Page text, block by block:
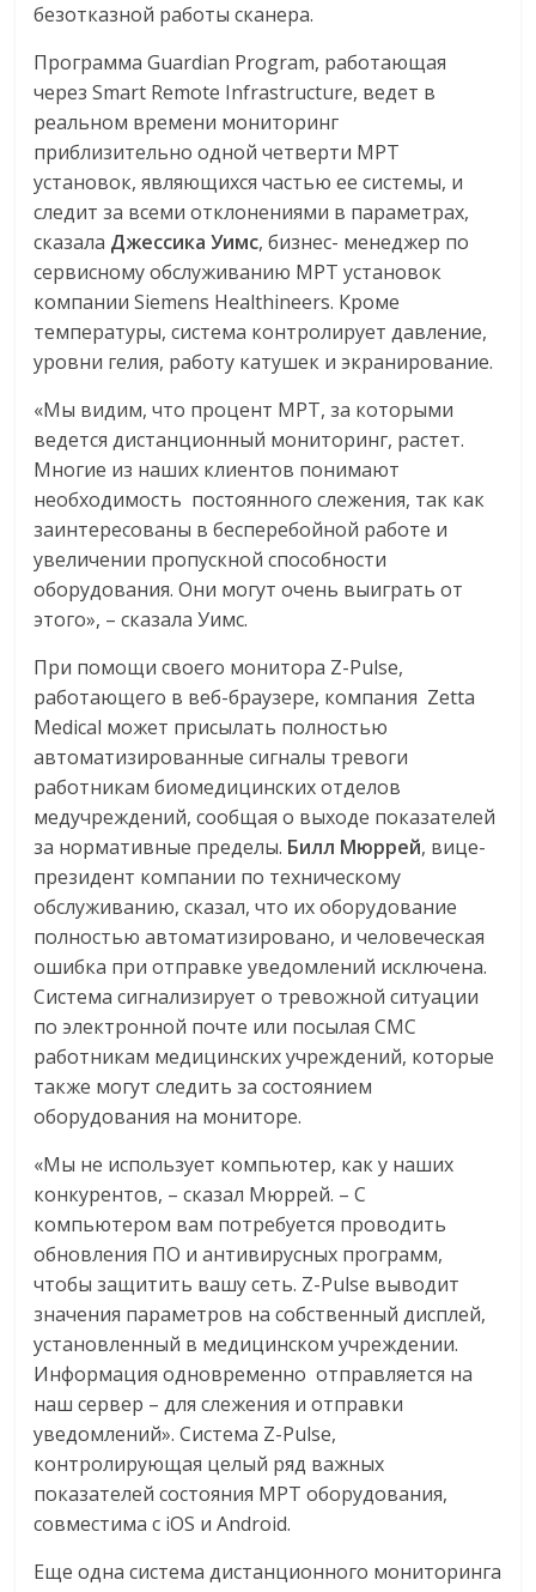
безотказной работы сканера.
Программа Guardian Program, работающая
через Smart Remote Infrastructure, ведет в
реальном времени мониторинг
приблизительно одной четверти МРТ
установок, являющихся частью ее системы, и
следит за всеми отклонениями в параметрах,
сказала Джессика Уимс, бизнес- менеджер по
сервисному обслуживанию МРТ установок
компании Siemens Healthineers. Кроме
температуры, система контролирует давление,
уровни гелия, работу катушек и экранирование.
«Мы видим, что процент МРТ, за которыми
ведется дистанционный мониторинг, растет.
Многие из наших клиентов понимают
необходимость постоянного слежения, так как
заинтересованы в бесперебойной работе и
увеличении пропускной способности
оборудования. Они могут очень выиграть от
этого», – сказала Уимс.
При помощи своего монитора Z-Pulse,
работающего в веб-браузере, компания Zetta
Medical может присылать полностью
автоматизированные сигналы тревоги
работникам биомедицинских отделов
медучреждений, сообщая о выходе показателей
за нормативные пределы. Билл Мюррей, вице-
президент компании по техническому
обслуживанию, сказал, что их оборудование
полностью автоматизировано, и человеческая
ошибка при отправке уведомлений исключена.
Система сигнализирует о тревожной ситуации
по электронной почте или посылая СМС
работникам медицинских учреждений, которые
также могут следить за состоянием
оборудования на мониторе.
«Мы не использует компьютер, как у наших
конкурентов, – сказал Мюррей. – С
компьютером вам потребуется проводить
обновления ПО и антивирусных программ,
чтобы защитить вашу сеть. Z-Pulse выводит
значения параметров на собственный дисплей,
установленный в медицинском учреждении.
Информация одновременно отправляется на
наш сервер – для слежения и отправки
уведомлений». Система Z-Pulse,
контролирующая целый ряд важных
показателей состояния МРТ оборудования,
совместима с iOS и Android.
Еще одна система дистанционного мониторинга